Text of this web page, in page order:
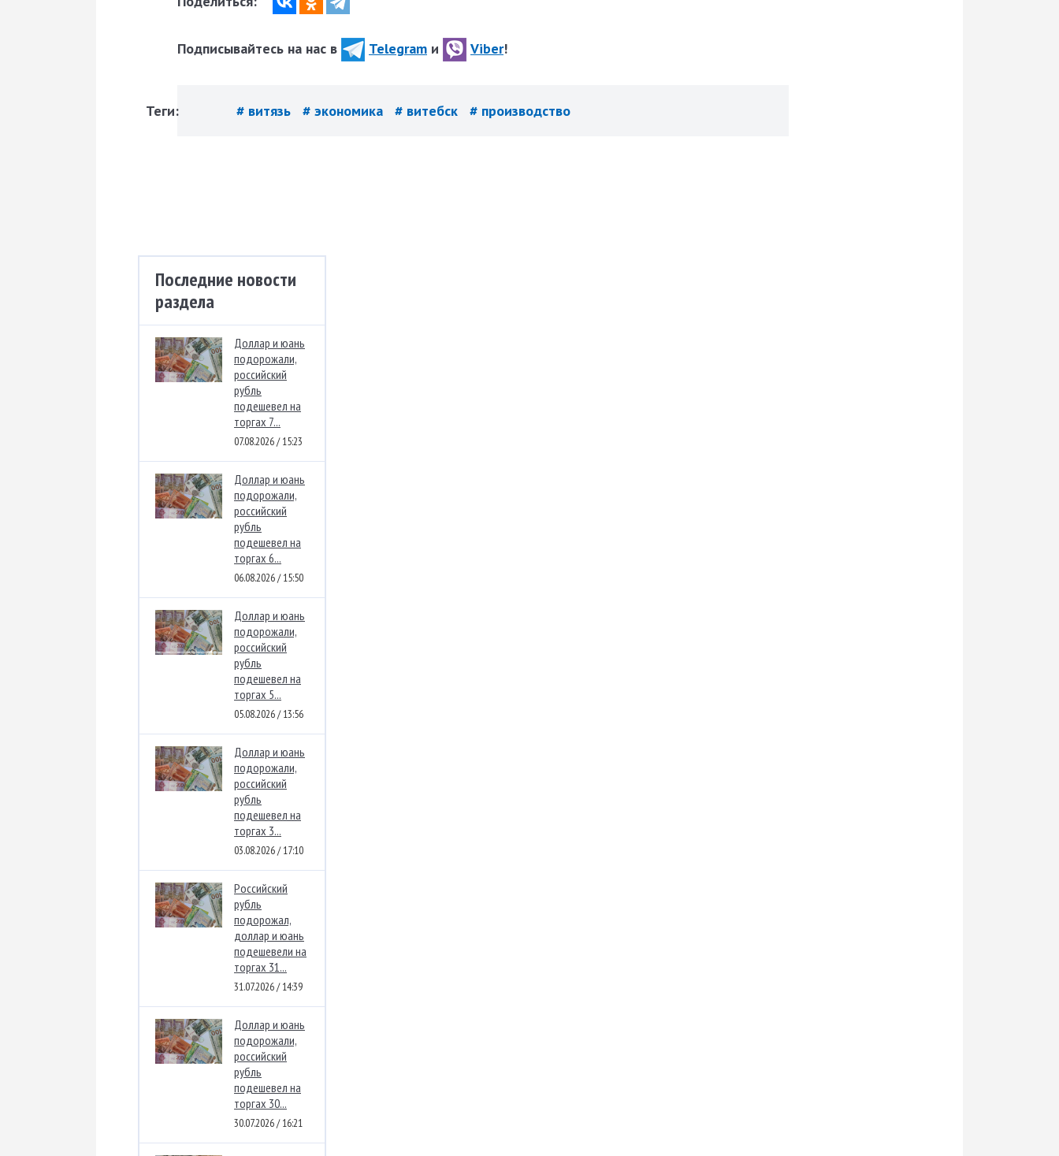
Подписывайтесь на нас в Telegram и Viber!
Теги: # витязь # экономика # витебск # производство
Последние новости
раздела
Доллар и юань
подорожали,
российский
рубль
подешевел на
торгах 7...
07.08.2026 / 15:23
Доллар и юань
подорожали,
российский
рубль
подешевел на
торгах 6...
06.08.2026 / 15:50
Доллар и юань
подорожали,
российский
рубль
подешевел на
торгах 5...
05.08.2026 / 13:56
Доллар и юань
подорожали,
российский
рубль
подешевел на
торгах 3...
03.08.2026 / 17:10
Российский
рубль
подорожал,
доллар и юань
подешевели на
торгах 31...
31.07.2026 / 14:39
Доллар и юань
подорожали,
российский
рубль
подешевел на
торгах 30...
30.07.2026 / 16:21